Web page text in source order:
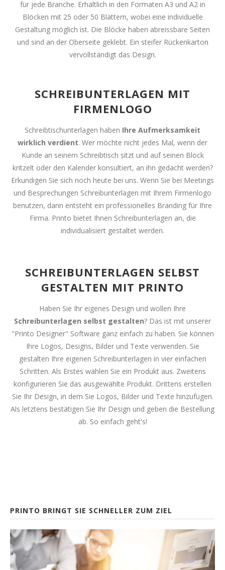
für jede Branche. Erhältlich in den Formaten A3 und A2 in
Blöcken mit 25 oder 50 Blättern, wobei eine individuelle
Gestaltung möglich ist. Die Blöcke haben abreissbare Seiten
und sind an der Oberseite geklebt. Ein steifer Rückenkarton
vervollständigt das Design.
SCHREIBUNTERLAGEN MIT
FIRMENLOGO
Schreibtischunterlagen haben Ihre Aufmerksamkeit
wirklich verdient. Wer möchte nicht jedes Mal, wenn der
Kunde an seinem Schreibtisch sitzt und auf seinen Block
kritzelt oder den Kalender konsultiert, an ihn gedacht werden?
Erkundigen Sie sich noch heute bei uns. Wenn Sie bei Meetings
und Besprechungen Schreibunterlagen mit Ihrem Firmenlogo
benutzen, dann entsteht ein professionelles Branding für Ihre
Firma. Printo bietet Ihnen Schreibunterlagen an, die
individualisiert gestaltet werden.
SCHREIBUNTERLAGEN SELBST
GESTALTEN MIT PRINTO
Haben Sie Ihr eigenes Design und wollen Ihre
Schreibunterlagen selbst gestalten? Das ist mit unserer
"Printo Designer" Software ganz einfach zu haben. Sie können
Ihre Logos, Designs, Bilder und Texte verwenden. Sie
gestalten Ihre eigenen Schreibunterlagen in vier einfachen
Schritten. Als Erstes wählen Sie ein Produkt aus. Zweitens
konfigurieren Sie das ausgewählte Produkt. Drittens erstellen
Sie Ihr Design, in dem Sie Logos, Bilder und Texte hinzufügen.
Als letztens bestätigen Sie Ihr Design und geben die Bestellung
ab. So einfach geht's!
PRINTO BRINGT SIE SCHNELLER ZUM ZIEL